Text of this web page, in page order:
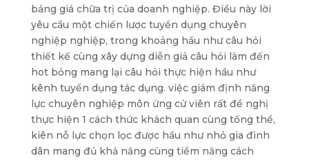
bảng giá chữa trị của doanh nghiệp. Điều này lời
yêu cầu một chiến lược tuyển dụng chuyên
nghiệp nghiệp, trong khoảng hầu như câu hỏi
thiết kế cùng xây dựng diễn giả câu hỏi làm đến
hot bỏng mang lại câu hỏi thực hiện hầu như
kênh tuyển dụng tác dụng. việc giám định năng
lực chuyên nghiệp môn ứng cử viên rất đề nghị
thực hiện 1 cách thức khách quan cùng tổng thể,
kiên nỗ lực chọn lọc được hầu như nhỏ gia đình
dân mang đủ khả năng cùng tiềm năng cách